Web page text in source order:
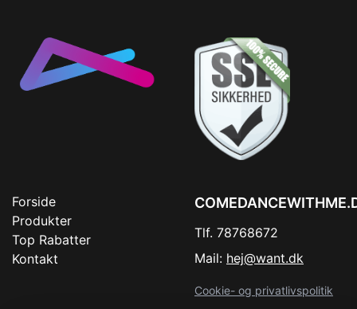
Forside
Produkter
Top Rabatter
Kontakt
Tlf. 78768672
Mail: hej@want.dk
Cookie- og privatlivspolitik